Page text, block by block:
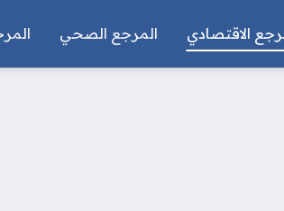
الاقتصادي المرجع الصحي